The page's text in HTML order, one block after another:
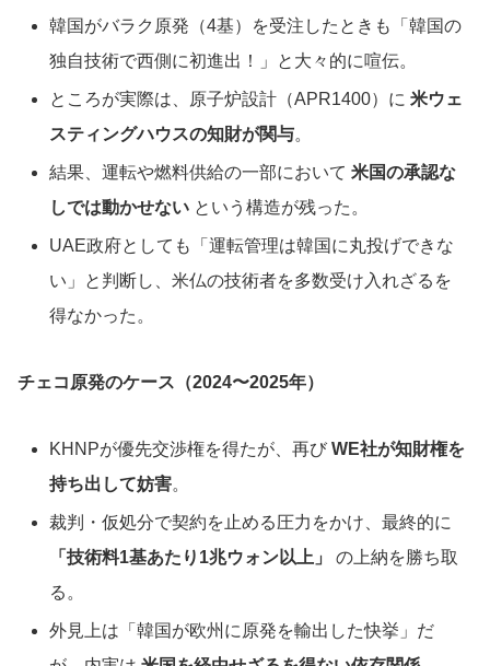
韓国がバラク原発（4基）を受注したときも「韓国の
独自技術で西側に初進出！」と大々的に喧伝。
ところが実際は、原子炉設計（APR1400）に米ウェ
スティングハウスの知財が関与。
結果、運転や燃料供給の一部において米国の承認な
しでは動かせない という構造が残った。
UAE政府としても「運転管理は韓国に丸投げできな
い」と判断し、米仏の技術者を多数受け入れざるを
得なかった。
チェコ原発のケース（2024〜2025年）
KHNPが優先交渉権を得たが、再びWE社が知財権を
持ち出して妨害。
裁判・仮処分で契約を止める圧力をかけ、最終的に
「技術料1基あたり1兆ウォン以上」
の上納を勝ち取
る。
外見上は「韓国が欧州に原発を輸出した快挙」だ